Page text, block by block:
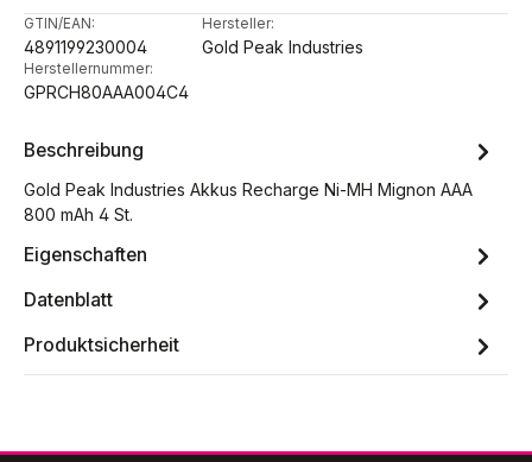
GTIN/EAN:
4891199230004
Hersteller:
Gold Peak Industries
Herstellernummer:
GPRCH80AAA004C4
Beschreibung
Gold Peak Industries Akkus Recharge Ni-MH Mignon AAA
800 mAh 4 St.
Eigenschaften
Datenblatt
Produktsicherheit